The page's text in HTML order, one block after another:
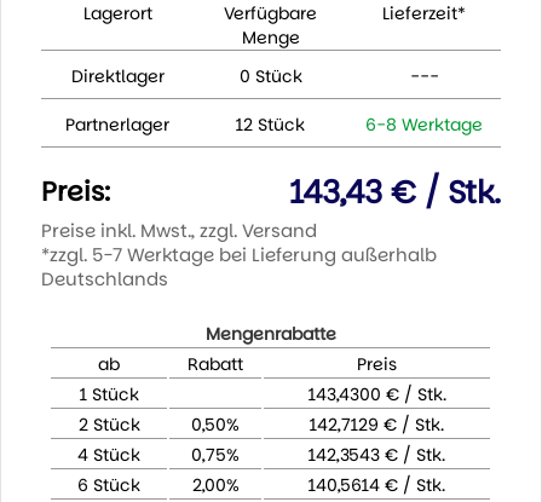
Lagerort
Verfügbare
Menge
Lieferzeit*
Direktlager 0 Stück ---
Partnerlager 12 Stück 6-8 Werktage
Preis: 143,43 € / Stk.
Preise inkl. Mwst., zzgl. Versand
*zzgl. 5-7 Werktage bei Lieferung außerhalb
Deutschlands
Mengenrabatte
ab
Rabatt
Preis
1 Stück
143,4300 € / Stk.
2 Stück
0,50%
142,7129 € / Stk.
4 Stück
0,75%
142,3543 € / Stk.
6 Stück
2,00%
140,5614 € / Stk.